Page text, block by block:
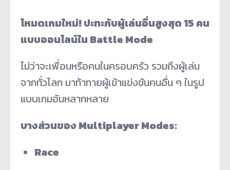
โหมดเกมใหม่!ปะทะกับผู้เล่นอื่นสูงสุด 15 คน
แบบออนไลน์ใน Battle Mode
ไม่ว่าจะเพื่อนหรือคนในครอบครัว รวมถึงผู้เล่น
จากทั่วโลก มาท้าทายผู้เข้าแข่งขันคนอื่น ๆ ในรูป
แบบเกมอันหลากหลาย
บางส่วนของ Multiplayer Modes:
Race